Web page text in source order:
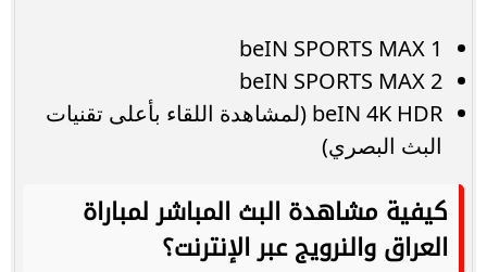
beIN SPORTS MAX 1
beIN SPORTS MAX 2
beIN 4K HDR (لمشاهدة اللقاء بأعلى تقنيات
البث البصري)
كيفية مشاهدة البث المباشر لمباراة
العراق والنرويج عبر الإنترنت؟